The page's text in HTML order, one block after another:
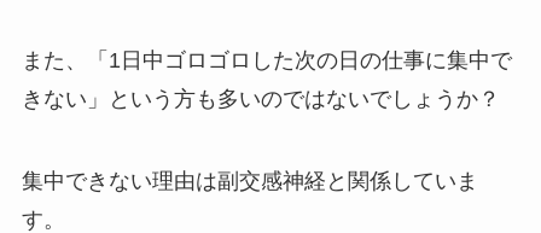
また、「1日中ゴロゴロした次の日の仕事に集中で
きない」という方も多いのではないでしょうか？
集中できない理由は副交感神経と関係していま
す。